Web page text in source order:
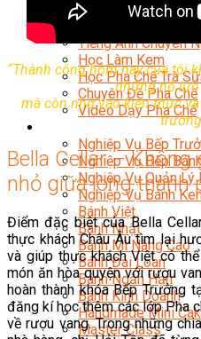
Kinh Doanh Mô
Kinh Doanh Chuỗi
Tiếng Anh Chuyên
Học Làm Kem
Học Pha Chế Trà
Chuyên Đề Pha Chế
Video Dạy Pha Chế
Nghiệp Vụ Bếp
Nghiệp Vụ Bếp
Nghiệp Vụ Quản Lý
Nghiệp Vụ Bánh
Bánh Việt
Bánh Nhật
Bánh Mì Nâng Cao
Bánh Đài Loan
Bánh Ngắn Hạn
Bánh Kinh Doanh
Handmade Mini
Master Class
“Thành công hôm nay của tôi
những nỗ lực
mà còn nhờ vào kiến thức
Bella Cellar – Không
nhỏ giữa lòng thành
Điểm đặc biệt của Bella
thực khách Châu Âu tìm lại
và giúp thực khách Việt có
món ăn hòa quyện với rượu
hoàn thành khóa Bếp Trưởng
đăng kí học thêm các lớp Pha
về rượu vang. Trong những